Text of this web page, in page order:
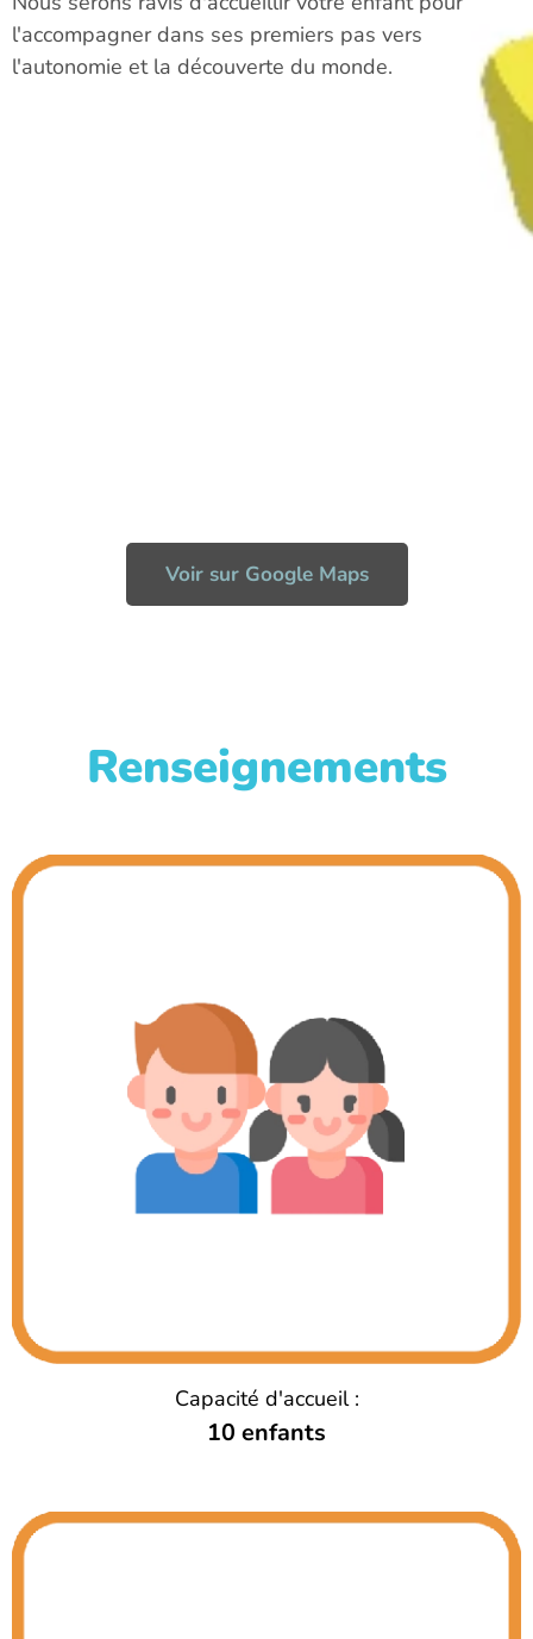
l'accompagner dans ses premiers pas vers
l'autonomie et la découverte du monde.
Voir sur Google Maps
Renseignements
Capacité d'accueil :
10 enfants